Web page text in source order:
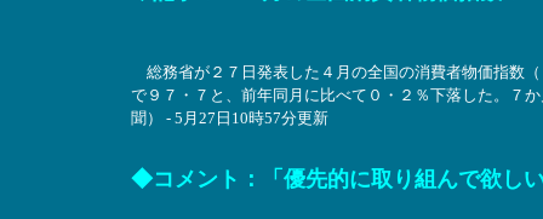
総務省が２７日発表した４月の全国の消費者物価指数
で９７・７と、前年同月に比べて０・２％下落した。７
聞） - 5月27日10時57分更新
◆コメント：「優先的に取り組んで欲し